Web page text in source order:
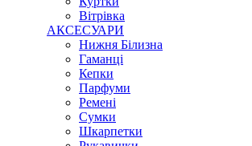
Вітрівка
АКСЕСУАРИ
Нижня Білизна
Гаманці
Кепки
Парфуми
Ремені
Сумки
Шкарпетки